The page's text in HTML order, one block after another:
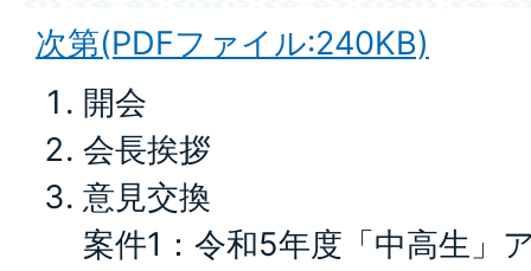
次第(PDFファイル:240KB)
開会
会長挨拶
意見交換
案件1：令和5年度「中高生」